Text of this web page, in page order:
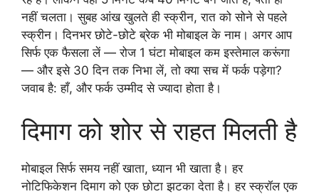
नहीं चलता। सुबह आंख खुलते ही स्क्रीन, रात को सोने से पहले
स्क्रीन। दिनभर छोटे-छोटे ब्रेक भी मोबाइल के नाम। अगर आप
सिर्फ एक फैसला लें — रोज 1 घंटा मोबाइल कम इस्तेमाल करूंगा
— और इसे 30 दिन तक निभा लें, तो क्या सच में फर्क पड़ेगा?
जवाब है: हाँ, और फर्क उम्मीद से ज्यादा होता है।
दिमाग को शोर से राहत मिलती है
मोबाइल सिर्फ समय नहीं खाता, ध्यान भी खाता है। हर
नोटिफिकेशन दिमाग को एक छोटा झटका देता है। हर स्क्रॉल एक